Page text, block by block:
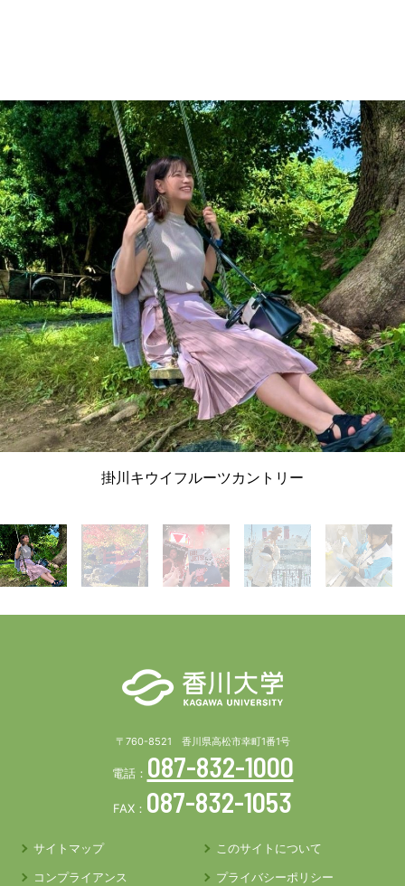
掛川キウイフルーツカントリー
〒760-8521 香川県高松市幸町1番1号
電話： 087-832-1000
FAX： 087-832-1053
サイトマップ
このサイトについて
コンプライアンス
プライバシーポリシー